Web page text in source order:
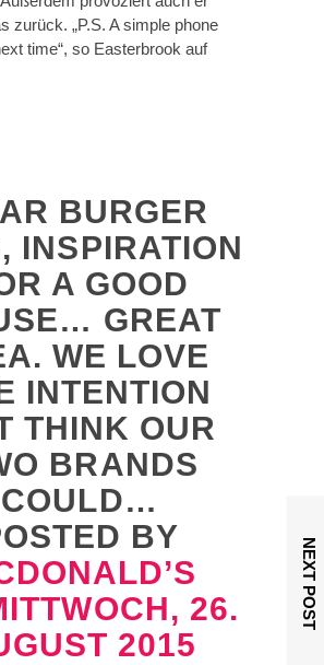
zurück. „P.S. A simple phone
time“, so Easterbrook auf
BURGER
INSPIRATION
A GOOD
GREAT
WE LOVE
INTENTION
THINK OUR
BRANDS
COULD…
BY
26.
2015
NEXT POST